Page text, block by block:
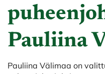
Pauliina
Pauliina Välimaa on